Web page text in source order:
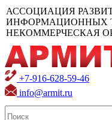
АССОЦИАЦИЯ
ИНФОРМАЦИОННЫХ
НЕКОММЕРЧЕСКАЯ
+7-916-628-59-46
info@armit.ru